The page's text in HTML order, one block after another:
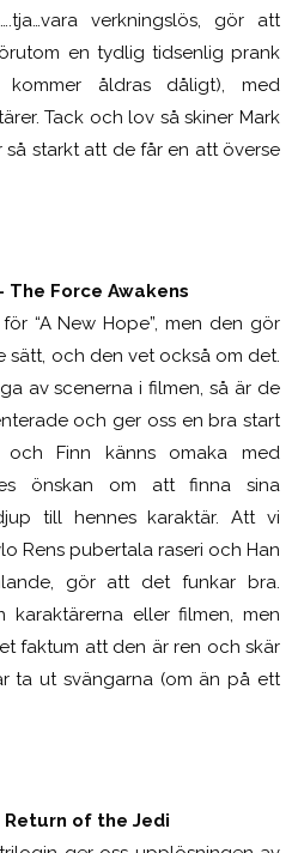
verkningslös, gör att
en tydlig tidsenlig prank
åldras dåligt), med
Tack och lov så skiner Mark
så starkt att de får en att överse
The Force Awakens
“A New Hope”, men den gör
sätt, och den vet också om det.
av scenerna i filmen, så är de
och ger oss en bra start
Finn känns omaka med
önskan om att finna sina
till hennes karaktär. Att vi
Rens pubertala raseri och Han
gör att det funkar bra.
karaktärerna eller filmen, men
faktum att den är ren och skär
ta ut svängarna (om än på ett
Return of the Jedi